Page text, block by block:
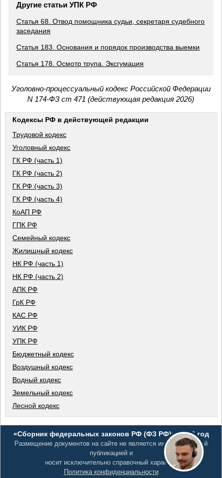
Другие статьи УПК РФ
Статья 68. Отвод помощника судьи, секретаря судебного
заседания
Статья 183. Основания и порядок производства выемки
Статья 178. Осмотр трупа. Эксгумация
Уголовно-процессуальный кодекс Российской Федерации
N 174-ФЗ ст 471 (действующая редакция 2026)
Кодексы РФ в действующей редакции
Трудовой кодекс
Уголовный кодекс
ГК РФ (часть 1)
ГК РФ (часть 2)
ГК РФ (часть 3)
ГК РФ (часть 4)
КоАП РФ
ГПК РФ
Семейный кодекс
Жилищный кодекс
НК РФ (часть 1)
НК РФ (часть 2)
АПК РФ
ГрК РФ
КАС РФ
УИК РФ
УПК РФ
Бюджетный кодекс
Воздушный кодекс
Водный кодекс
Земельный кодекс
Лесной кодекс
«Сборник федеральных законов РФ (ФЗ РФ)», 2026 год
Размещение документов на сайте не является их официальной
публикацией и
носит исключительно справочный характер
Политика конфиденциальности